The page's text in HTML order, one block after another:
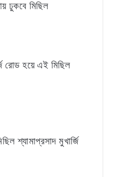
ঢুকবে মিছিল
রোড হয়ে এই মিছিল
শ্যামাপ্রসাদ মুখার্জি